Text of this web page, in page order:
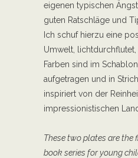
eigenen typischen
guten Ratschläge und
Ich schuf hierzu eine
Umwelt,
Farben sind im
aufgetragen und in
inspiriert von der
impressionistischen
These two plates are
book series for young